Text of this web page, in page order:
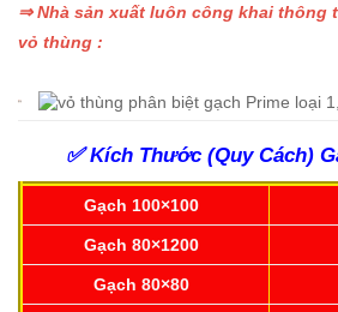
⇒ Nhà sản xuất luôn công khai thông
vỏ thùng :
✅Kích Thước (Quy Cách)
Gạch 100×100
Gạch 80×1200
Gạch 80×80